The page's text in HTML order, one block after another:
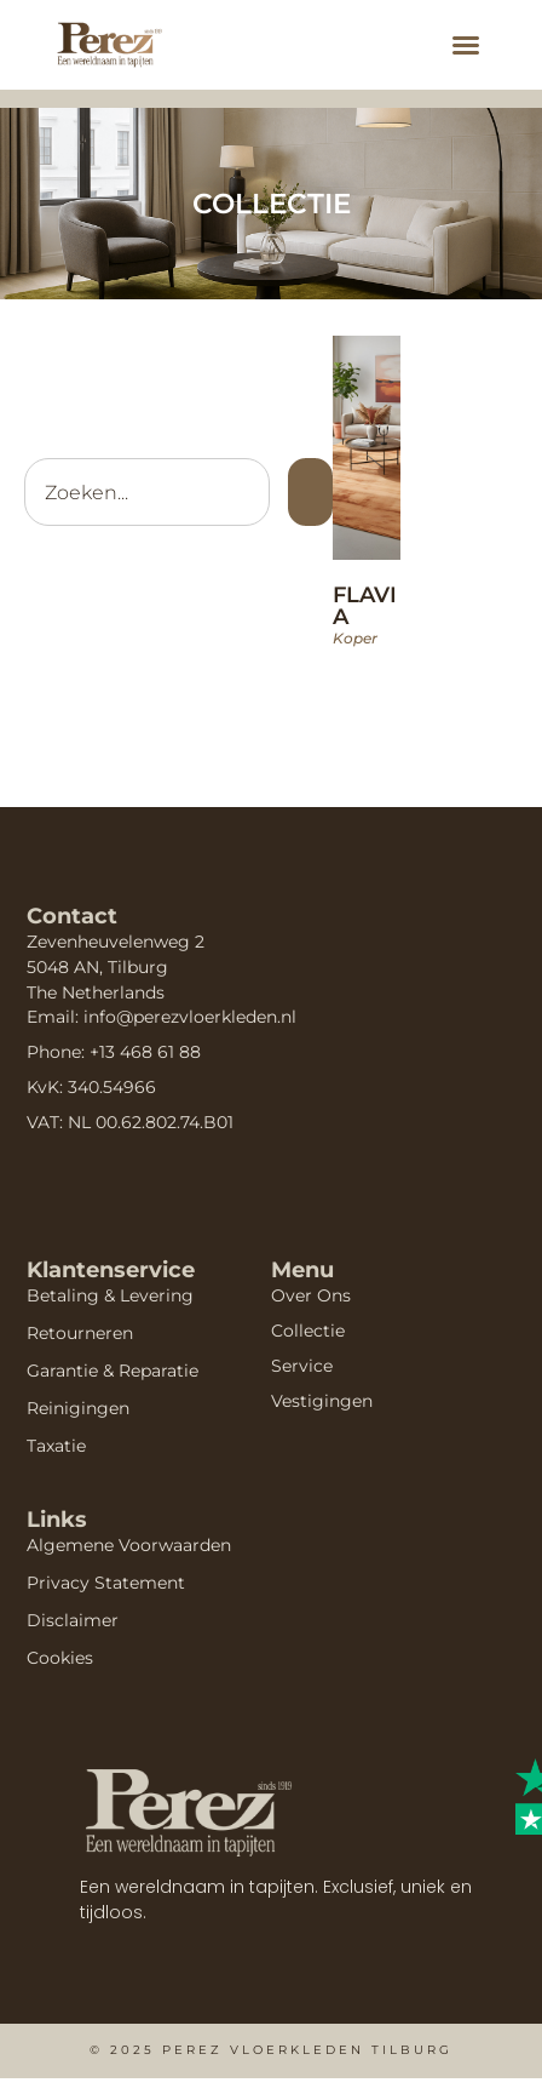
COLLECTIE
FLAVI
A
Koper
Een wereldnaam in tapijten. Exclusief, uniek en
tijdloos.
Menu
Over Ons
Collectie
Service
Vestigingen
Klantenservice
Betaling & Levering
Retourneren
Garantie & Reparatie
Reinigingen
Taxatie
Links
Algemene Voorwaarden
Privacy Statement
Disclaimer
Cookies
Contact
Zevenheuvelenweg 2
5048 AN, Tilburg
The Netherlands
Email: info@perezvloerkleden.nl
Phone: +13 468 61 88
KvK: 340.54966
VAT: NL 00.62.802.74.B01
© 2025 PEREZ VLOERKLEDEN TILBURG